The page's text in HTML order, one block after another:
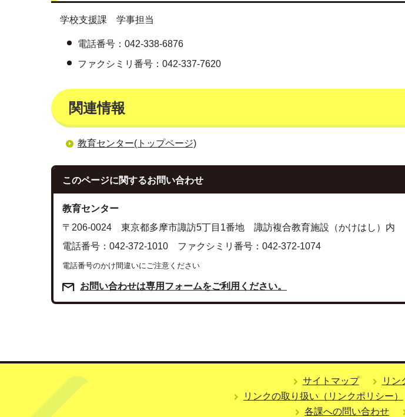
学校支援課 学事担当
電話番号：042-338-6876
ファクシミリ番号：042-337-7620
関連情報
教育センター(トップページ)
このページに関するお問い合わせ
教育センター
〒206-0024 東京都多摩市諏訪5丁目1番地 諏訪複合教育施設（かけはし）内
電話番号：042-372-1010 ファクシミリ番号：042-372-1074
電話番号のかけ間違いにご注意ください
お問い合わせは専用フォームをご利用ください。
サイトマップ リン
リンクの取り扱い（リンクポリシー）
各課への問い合わせ